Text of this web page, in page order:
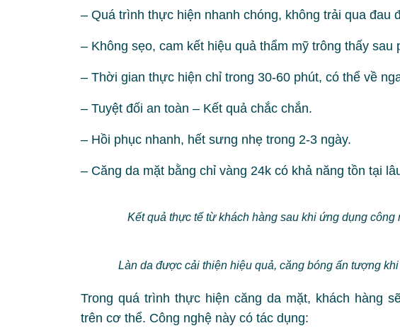
– Quá trình thực hiện nhanh chóng, không trải qua đau
– Không sẹo, cam kết hiệu quả thẩm mỹ trông thấy sau
– Thời gian thực hiện chỉ trong 30-60 phút, có thể về
– Tuyệt đối an toàn – Kết quả chắc chắn.
– Hồi phục nhanh, hết sưng nhẹ trong 2-3 ngày.
– Căng da mặt bằng chỉ vàng 24k có khả năng tồn tại
Kết quả thực tế từ khách hàng sau khi ứng dụng
Làn da được cải thiện hiệu quả, căng bóng ấn tượng
Trong quá trình thực hiện căng da mặt, khách hàng
trên cơ thể. Công nghệ này có tác dụng: